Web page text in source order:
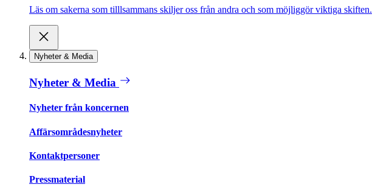
Läs om sakerna som tilllsammans skiljer oss från andra och som möjliggör viktiga skiften.
Nyheter & Media
Nyheter & Media
Nyheter från koncernen
Affärsområdesnyheter
Kontaktpersoner
Pressmaterial